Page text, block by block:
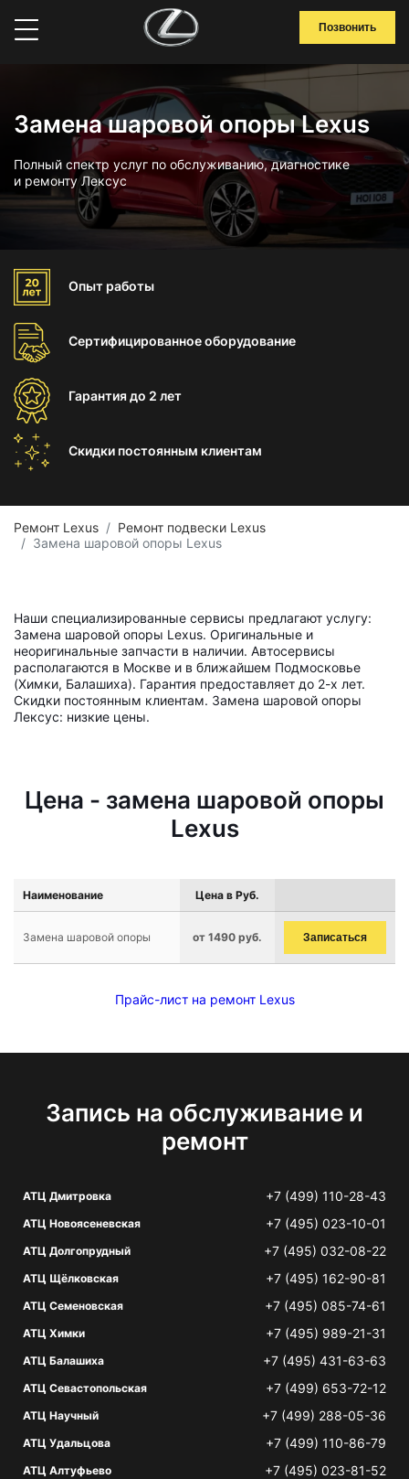
Позвонить
Замена шаровой опоры Lexus
Полный спектр услуг по обслуживанию, диагностике
и ремонту Лексус
Опыт работы
Сертифицированноеоборудование
Гарантиядо 2 лет
Скидки постоянным клиентам
Ремонт Lexus
Ремонт подвески Lexus
Замена шаровой опоры Lexus
Наши специализированные сервисы предлагают услугу:
Замена шаровой опоры Lexus. Оригинальные и
неоригинальные запчасти в наличии. Автосервисы
располагаются в Москве и в ближайшем Подмосковье
(Химки, Балашиха). Гарантия предоставляет до 2-х лет.
Скидки постоянным клиентам. Замена шаровой опоры
Лексус: низкие цены.
Цена - замена шаровой опоры
Lexus
Наименование Цена в Руб.
Замена шаровой опоры от 1490 руб. Записаться
Прайс-лист на ремонт Lexus
Запись на обслуживание и
ремонт
АТЦ Дмитровка +7 (499) 110-28-43
АТЦ Новоясеневская +7 (495) 023-10-01
АТЦ Долгопрудный +7 (495) 032-08-22
АТЦ Щёлковская +7 (495) 162-90-81
АТЦ Семеновская +7 (495) 085-74-61
АТЦ Химки +7 (495) 989-21-31
АТЦ Балашиха +7 (495) 431-63-63
АТЦ Севастопольская +7 (499) 653-72-12
АТЦ Научный +7 (499) 288-05-36
АТЦ Удальцова +7 (499) 110-86-79
АТЦ Алтуфьево +7 (495) 023-81-52